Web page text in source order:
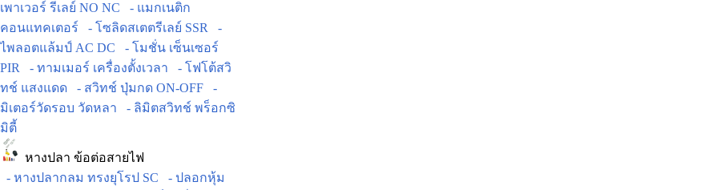
เพาเวอร์ รีเลย์ NO NC
- แมกเนติก
คอนแทคเตอร์
- โซลิดสเตตรีเลย์ SSR
-
ไพลอตแล้มป์ AC DC
- โมชั่น เซ็นเซอร์
PIR
- ทามเมอร์ เครื่องตั้งเวลา
- โฟโต้สวิ
ทช์ แสงแดด
- สวิทช์ ปุ่มกด ON-OFF
-
มิเตอร์วัดรอบ วัดหลา
- ลิมิตสวิทช์ พร็อกซิ
มิตี้
หางปลา ข้อต่อสายไฟ
- หางปลากลม ทรงยุโรป SC
- ปลอกหุ้ม